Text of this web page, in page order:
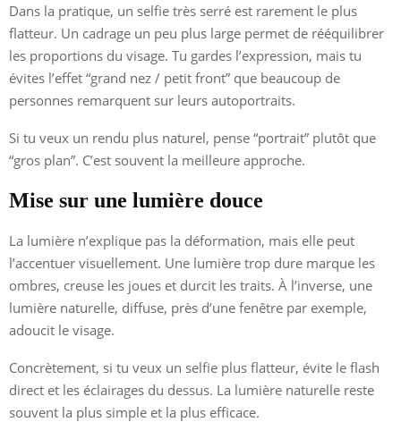
Dans la pratique, un selfie très serré est rarement le plus
flatteur. Un cadrage un peu plus large permet de rééquilibrer
les proportions du visage. Tu gardes l’expression, mais tu
évites l’effet “grand nez / petit front” que beaucoup de
personnes remarquent sur leurs autoportraits.
Si tu veux un rendu plus naturel, pense “portrait” plutôt que
“gros plan”. C’est souvent la meilleure approche.
Mise sur une lumière douce
La lumière n’explique pas la déformation, mais elle peut
l’accentuer visuellement. Une lumière trop dure marque les
ombres, creuse les joues et durcit les traits. À l’inverse, une
lumière naturelle, diffuse, près d’une fenêtre par exemple,
adoucit le visage.
Concrètement, si tu veux un selfie plus flatteur, évite le flash
direct et les éclairages du dessus. La lumière naturelle reste
souvent la plus simple et la plus efficace.